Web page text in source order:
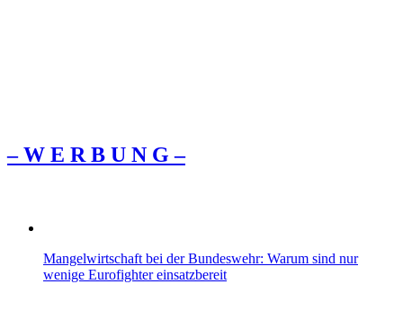
– W Ε R Β U Ν G –
Mangelwirtschaft bei der Bundeswehr: Warum sind nur
wenige Eurofighter einsatzbereit